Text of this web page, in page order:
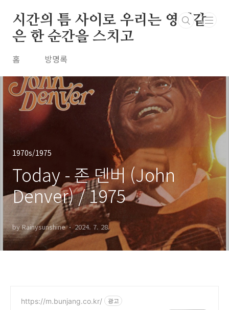
시간의 틈 사이로 우리는 영원같
은 한 순간을 스치고
홈 방명록
1970s/1975
Today - 존 덴버 (John
Denver) / 1975
by Rainysunshine 2024. 7. 28.
https://m.bunjang.co.kr/ 광고